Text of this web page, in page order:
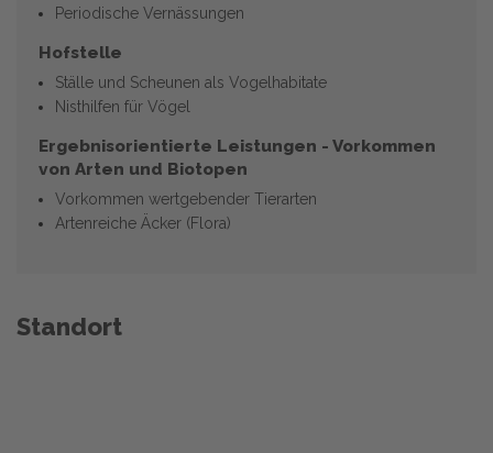
Periodische Vernässungen
Hofstelle
Ställe und Scheunen als Vogelhabitate
Nisthilfen für Vögel
Ergebnisorientierte Leistungen - Vorkommen
von Arten und Biotopen
Vorkommen wertgebender Tierarten
Artenreiche Äcker (Flora)
Standort